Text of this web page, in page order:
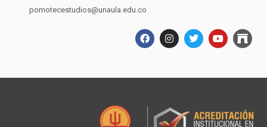
pomotecestudios@unaula.edu.co